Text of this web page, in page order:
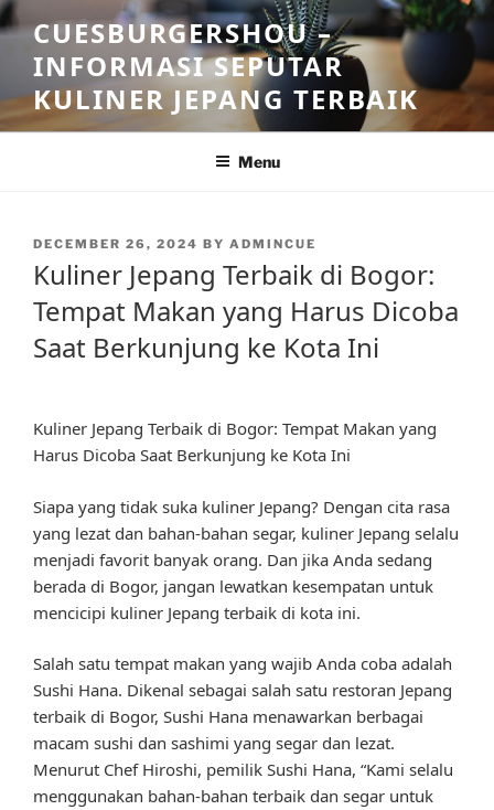
Skip
to
content
CUESBURGERSHOU –
INFORMASI SEPUTAR
KULINER JEPANG TERBAIK
Menu
POSTED
DECEMBER 26, 2024 BY ADMINCUE
Kuliner Jepang Terbaik di Bogor:
Tempat Makan yang Harus Dicoba
Saat Berkunjung ke Kota Ini
Kuliner Jepang Terbaik di Bogor: Tempat Makan yang
Harus Dicoba Saat Berkunjung ke Kota Ini
Siapa yang tidak suka kuliner Jepang? Dengan cita rasa
yang lezat dan bahan-bahan segar, kuliner Jepang selalu
menjadi favorit banyak orang. Dan jika Anda sedang
berada di Bogor, jangan lewatkan kesempatan untuk
mencicipi kuliner Jepang terbaik di kota ini.
Salah satu tempat makan yang wajib Anda coba adalah
Sushi Hana. Dikenal sebagai salah satu restoran Jepang
terbaik di Bogor, Sushi Hana menawarkan berbagai
macam sushi dan sashimi yang segar dan lezat.
Menurut Chef Hiroshi, pemilik Sushi Hana, “Kami selalu
menggunakan bahan-bahan terbaik dan segar untuk